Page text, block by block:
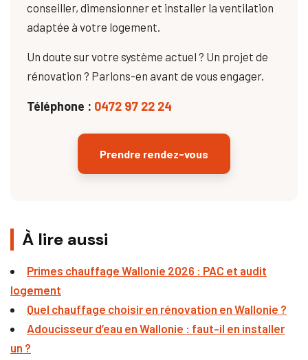
conseiller, dimensionner et installer la ventilation
adaptée à votre logement.
Un doute sur votre système actuel ? Un projet de
rénovation ? Parlons-en avant de vous engager.
Téléphone : 0472 97 22 24
Prendre rendez-vous
À lire aussi
Primes chauffage Wallonie 2026 : PAC et audit
logement
Quel chauffage choisir en rénovation en Wallonie ?
Adoucisseur d’eau en Wallonie : faut-il en installer
un ?